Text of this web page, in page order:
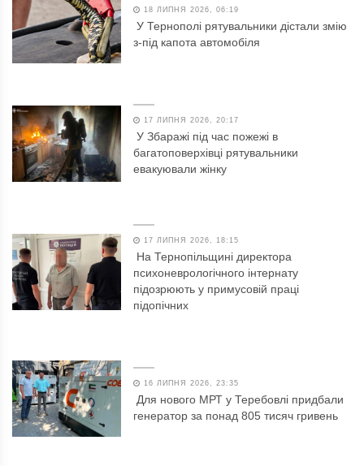
18 ЛИПНЯ 2026, 06:19
У Тернополі рятувальники дістали змію
з-під капота автомобіля
17 ЛИПНЯ 2026, 20:17
У Збаражі під час пожежі в
багатоповерхівці рятувальники
евакуювали жінку
17 ЛИПНЯ 2026, 18:15
На Тернопільщині директора
психоневрологічного інтернату
підозрюють у примусовій праці
підопічних
16 ЛИПНЯ 2026, 23:35
Для нового МРТ у Теребовлі придбали
генератор за понад 805 тисяч гривень